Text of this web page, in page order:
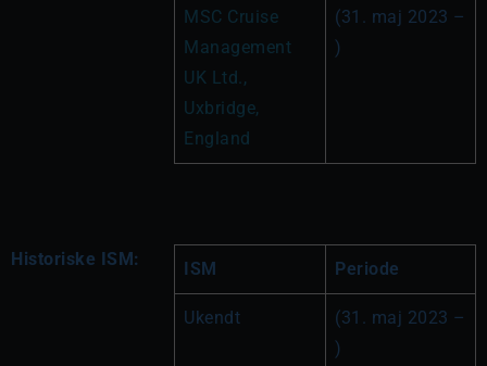
MSC Cruise
Management
UK Ltd.,
Uxbridge,
England
(31. maj 2023 –
)
Historiske ISM: ISM Periode
Ukendt
(31. maj 2023 –
)